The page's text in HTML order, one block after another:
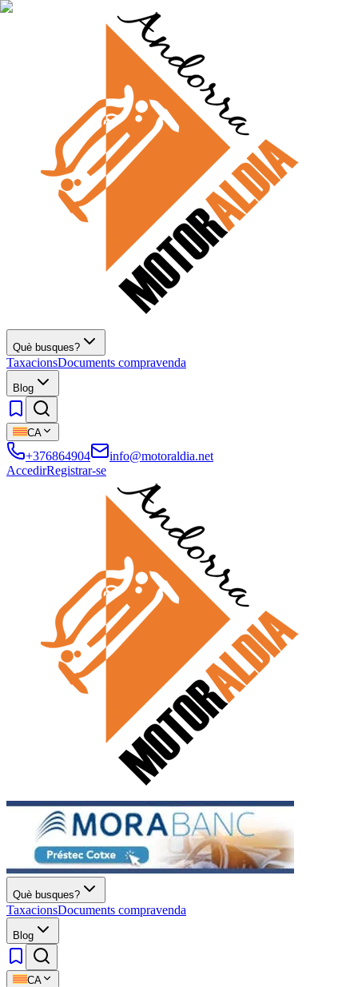
Què busques?
TaxacionsDocuments compravenda
Blog
CA
+376864904
info@motoraldia.net
AccedirRegistrar-se
Què busques?
TaxacionsDocuments compravenda
Blog
CA